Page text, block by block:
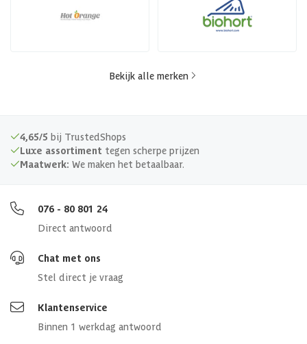
Bekijk alle merken
4,65/5 bij TrustedShops
Luxe assortiment tegen scherpe prijzen
Maatwerk: We maken het betaalbaar.
076 - 80 801 24
Direct antwoord
Chat met ons
Stel direct je vraag
Klantenservice
Binnen 1 werkdag antwoord